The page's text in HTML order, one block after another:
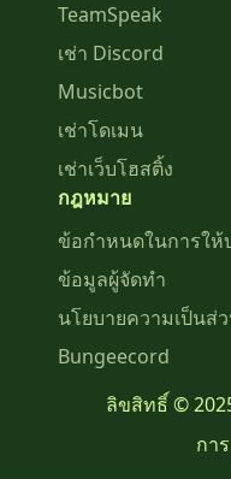
TeamSpeak
เช่า Discord
Musicbot
เช่าโดเมน
เช่าเว็บโฮสติ้ง
กฎหมาย
ข้อกำหนดในการให้
ข้อมูลผู้จัดทำ
นโยบายความเป็นส่
Bungeecord
ลิขสิทธิ์ ©
กา